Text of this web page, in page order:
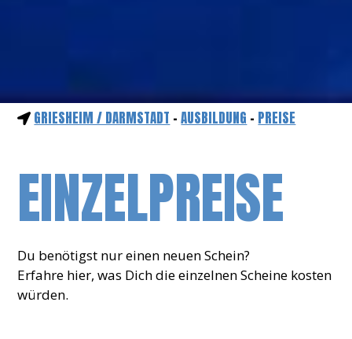
GRIESHEIM / DARMSTADT -AUSBILDUNG - PREISE
EINZELPREISE
Du benötigst nur einen neuen Schein?
Erfahre hier, was Dich die einzelnen Scheine kosten
würden.